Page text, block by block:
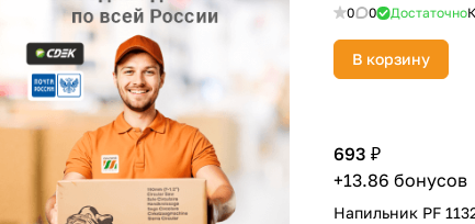
0 0 Достаточно
В корзину
693 ₽
+13.86 бонусов
Напильник PF